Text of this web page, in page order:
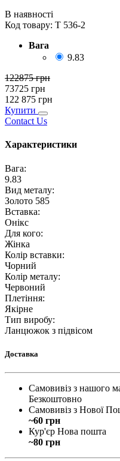
В наявності
Код товару: Т 536-2
Вага
9.83
122875грн
73725 грн
122 875 грн
Купити
Contact Us
Характеристики
Вага:
9.83
Вид металу:
Золото 585
Вставка:
Онікс
Для кого:
Жінка
Колір вставки:
Чорний
Колір металу:
Червоний
Плетіння:
Якірне
Тип виробу:
Ланцюжок з підвісом
Доставка
Самовивіз з нашого
Безкоштовно
Самовивіз з Нової
~60 грн
Кур'єр Нова пошта
~80 грн